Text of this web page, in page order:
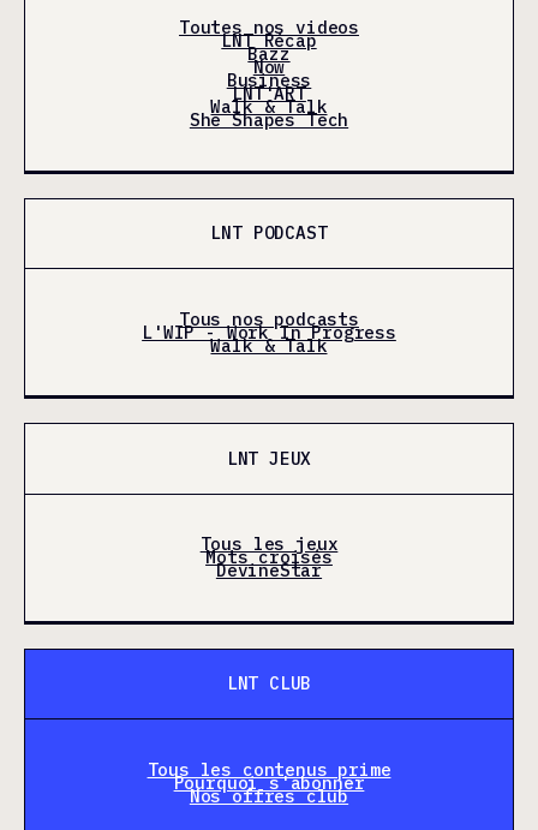
Toutes nos videos
LNT Récap
Bazz
Now
Business
LNT'ART
Walk & Talk
She Shapes Tech
LNT PODCAST
Tous nos podcasts
L'WIP - Work In Progress
Walk & Talk
LNT JEUX
Tous les jeux
Mots croisés
DevineStar
LNT CLUB
Tous les contenus prime
Pourquoi s'abonner
Nos offres club